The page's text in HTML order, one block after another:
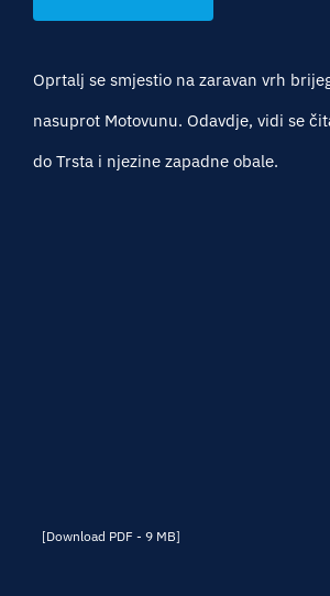
Oprtalj se smjestio na zaravan vrh
nasuprot Motovunu. Odavdje, vidi se
do Trsta i njezine zapadne obale.
[Download PDF - 9 MB]